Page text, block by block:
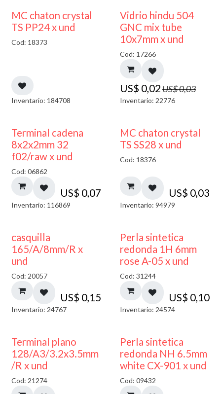
MC chaton crystal
TS PP24 x und
Cod: 18373
Inventario: 184708
40% DESCUENTO
Vidrio hindu 504
GNC mix tube
10x7mm x und
Cod: 17266
US$ 0,02US$0,03
Inventario: 22776
Terminal cadena
8x2x2mm 32
f02/raw x und
Cod: 06862
US$ 0,07
Inventario: 116869
MC chaton crystal
TS SS28 x und
Cod: 18376
US$ 0,03
Inventario: 94979
casquilla
165/A/8mm/R x
und
Cod: 20057
US$ 0,15
Inventario: 24767
Perla sintetica
redonda 1H 6mm
rose A-05 x und
Cod: 31244
US$ 0,10
Inventario: 24574
Terminal plano
128/A3/3.2x3.5mm
/R x und
Cod: 21274
Perla sintetica
redonda NH 6.5mm
white CX-901 x und
Cod: 09432